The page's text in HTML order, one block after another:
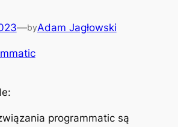
—byAdam Jagłowski
programmatic są